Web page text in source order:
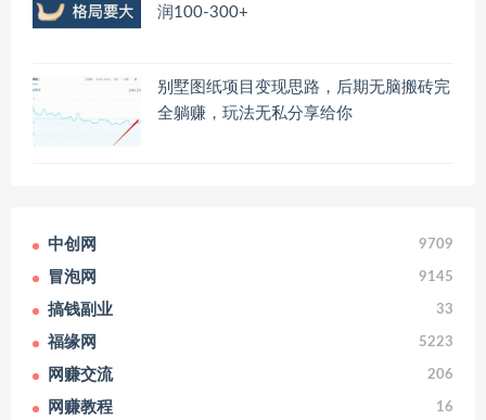
润100-300+
别墅图纸项目变现思路，后期无脑搬砖完
全躺赚，玩法无私分享给你
中创网 9709
冒泡网 9145
搞钱副业 33
福缘网 5223
网赚交流 206
网赚教程 16